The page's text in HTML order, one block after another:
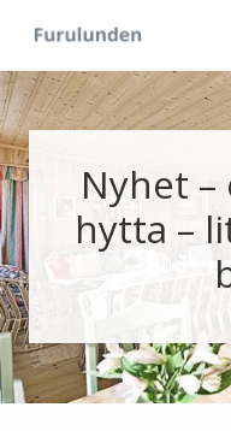
main
content
primary
sidebar
Hageliv
-
Lise
for
sjelen
Nyhet –
hytta –